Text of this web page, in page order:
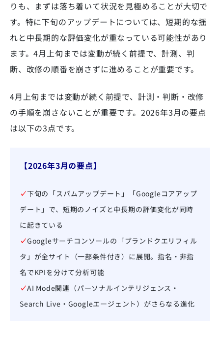
りも、まずは落ち着いて状況を見極めることが大切で
す。特に下旬のアップデートについては、短期的な揺
れと中長期的な評価変化が重なっている可能性があり
ます。4月上旬までは変動が続く前提で、計測、判
断、改修の順番を崩さずに進めることが重要です。
4月上旬までは変動が続く前提で、計測・判断・改修
の手順を崩さないことが重要です。2026年3月の要点
は以下の3点です。
【2026年3月の要点】
✓下旬の「スパムアップデート」「Googleコアアップ
デート」で、短期のノイズと中長期の評価変化が同時
に起きている
✓Googleサーチコンソールの「ブランドクエリフィル
タ」が全サイト（一部条件付き）に展開。指名・非指
名でKPIを分けて分析可能
✓AI Mode関連（パーソナルインテリジェンス・
Search Live・Googleエージェント）がさらなる進化